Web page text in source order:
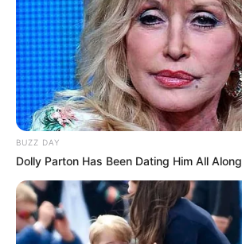
BUZZ DAY
Dolly Parton Has Been Dating Him All Along